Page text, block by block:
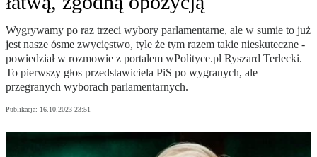
Wygrywamy po raz trzeci wybory parlamentarne, ale w sumie to już
jest nasze ósme zwycięstwo, tyle że tym razem takie nieskuteczne -
powiedział w rozmowie z portalem wPolityce.pl Ryszard Terlecki.
To pierwszy głos przedstawiciela PiS po wygranych, ale
przegranych wyborach parlamentarnych.
Publikacja: 16.10.2023 23:51